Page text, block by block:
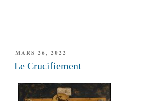
PUBLIÉ
LE
MARS 26, 2022
Le Crucifiement